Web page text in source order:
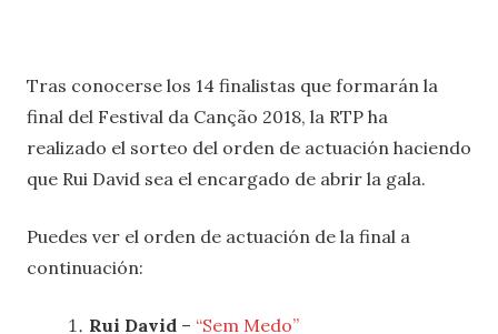
Tras conocerse los 14 finalistas que formarán la
final del Festival da Canção 2018, la RTP ha
realizado el sorteo del orden de actuación haciendo
que Rui David sea el encargado de abrir la gala.
Puedes ver el orden de actuación de la final a
continuación:
Rui David – “Sem Medo”